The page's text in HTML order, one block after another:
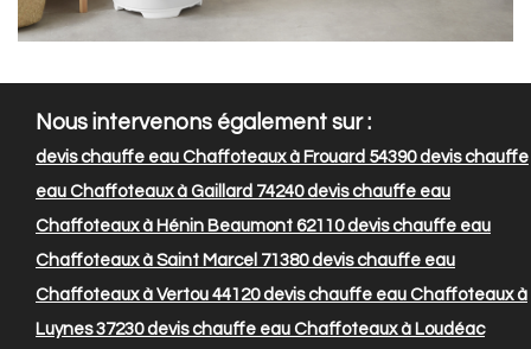
Nous intervenons également sur :
devis chauffe eau Chaffoteaux à Frouard 54390devis chauffe
eau Chaffoteaux à Gaillard 74240devis chauffe eau
Chaffoteaux à Hénin Beaumont 62110devis chauffe eau
Chaffoteaux à Saint Marcel 71380devis chauffe eau
Chaffoteaux à Vertou 44120devis chauffe eau Chaffoteaux à
Luynes 37230devis chauffe eau Chaffoteaux à Loudéac